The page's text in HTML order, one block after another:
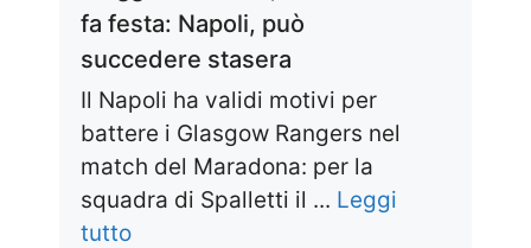
fa festa: Napoli, può
succedere stasera
Il Napoli ha validi motivi per
battere i Glasgow Rangers nel
match del Maradona: per la
squadra di Spalletti il ... Leggi
tutto